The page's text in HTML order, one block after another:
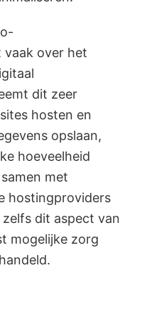
over het
dit zeer
hosten en
opslaan,
hoeveelheid
met
hostingproviders
dit aspect van
mogelijke zorg